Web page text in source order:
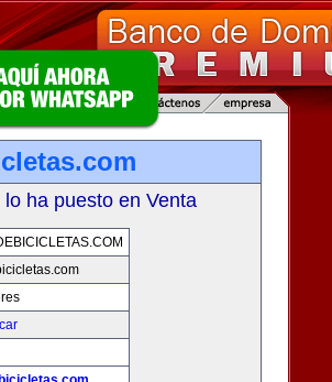
ha puesto en Venta